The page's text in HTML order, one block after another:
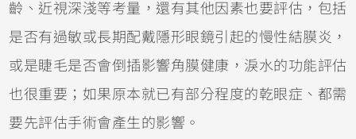
齡、近視深淺等考量，還有其他因素也要評估，包括
是否有過敏或長期配戴隱形眼鏡引起的慢性結膜炎，
或是睫毛是否會倒插影響角膜健康，淚水的功能評估
也很重要；如果原本就已有部分程度的乾眼症、都需
要先評估手術會產生的影響。